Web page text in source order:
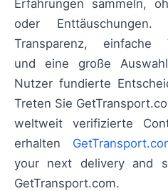
Erfahrungen sammeln,
oder
Transparenz, einfache
und eine große
Nutzer fundierte
Treten Sie
weltweit verifizierte
erhalten
your next delivery and
GetTransport.com.